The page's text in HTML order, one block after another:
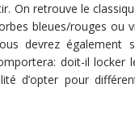
On retrouve le
bleues/rouges
devrez également
doit-il locker
d’opter pour